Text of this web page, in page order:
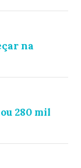
na
280 mil